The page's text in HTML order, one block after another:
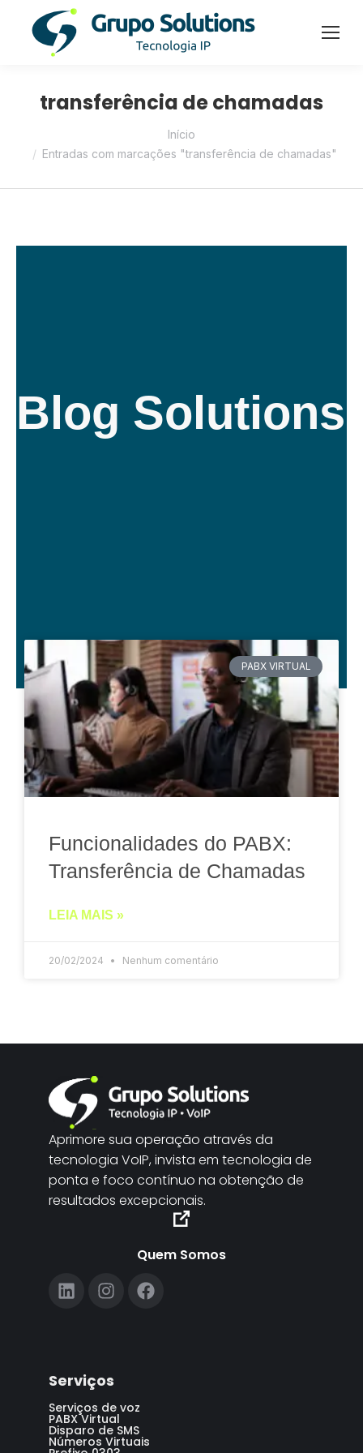
transferência de chamadas
Início
Entradas com marcações "transferência de chamadas"
Blog Solutions
PABX VIRTUAL
Funcionalidades do PABX:
Transferência de Chamadas
LEIA MAIS »
20/02/2024 Nenhum comentário
Aprimore sua operação através da
tecnologia VoIP, invista em tecnologia de
ponta e foco contínuo na obtenção de
resultados excepcionais.
Quem Somos
Serviços
Serviços de voz
PABX Virtual
Disparo de SMS
Números Virtuais